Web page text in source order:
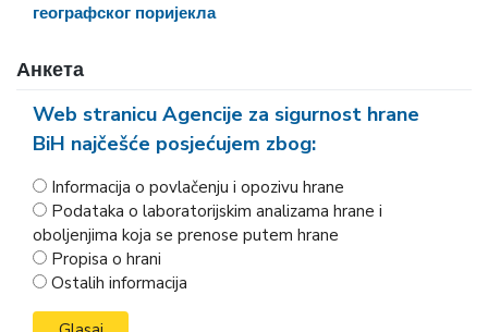
географског поријекла
Анкета
Web stranicu Agencije za sigurnost hrane
BiH najčešće posjećujem zbog:
Informacija o povlačenju i opozivu hrane
Podataka o laboratorijskim analizama hrane i
oboljenjima koja se prenose putem hrane
Propisa o hrani
Ostalih informacija